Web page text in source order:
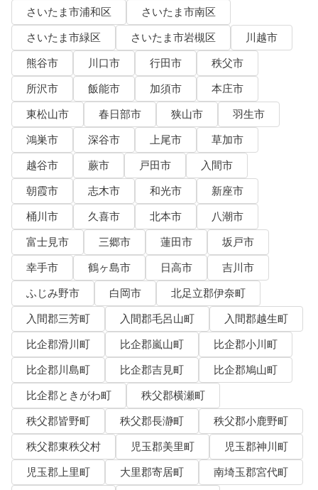
さいたま市浦和区
さいたま市南区
さいたま市緑区
さいたま市岩槻区
川越市
熊谷市
川口市 行田市
秩父市
所沢市
飯能市 加須市
本庄市
東松山市
春日部市 狭山市
羽生市
鴻巣市
深谷市 上尾市
草加市
越谷市
蕨市 戸田市
入間市
朝霞市
志木市 和光市
新座市
桶川市
久喜市 北本市
八潮市
富士見市
三郷市 蓮田市
坂戸市
幸手市
鶴ヶ島市 日高市
吉川市
ふじみ野市
白岡市
北足立郡伊奈町
入間郡三芳町
入間郡毛呂山町
入間郡越生町
比企郡滑川町
比企郡嵐山町
比企郡小川町
比企郡川島町
比企郡吉見町
比企郡鳩山町
比企郡ときがわ町
秩父郡横瀬町
秩父郡皆野町
秩父郡長瀞町
秩父郡小鹿野町
秩父郡東秩父村
児玉郡美里町
児玉郡神川町
児玉郡上里町
大里郡寄居町
南埼玉郡宮代町